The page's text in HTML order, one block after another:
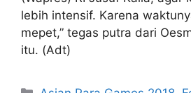
lebih intensif. Karena
mepet,” tegas putra dari
itu. (Adt)